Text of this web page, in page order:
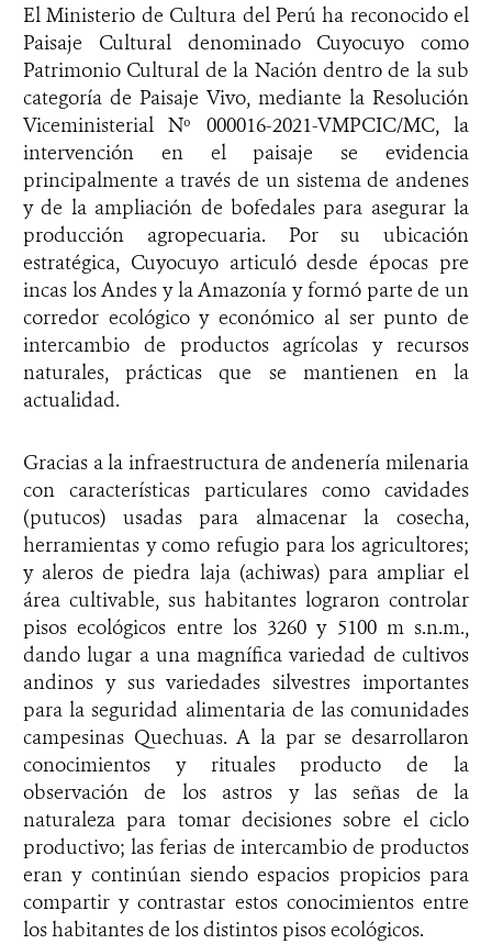
El Ministerio de Cultura del Perú ha reconocido el
Paisaje Cultural denominado Cuyocuyo como
Patrimonio Cultural de la Nación dentro de la sub
categoría de Paisaje Vivo, mediante la Resolución
Viceministerial Nº 000016-2021-VMPCIC/MC, la
intervención en el paisaje se evidencia
principalmente a través de un sistema de andenes
y de la ampliación de bofedales para asegurar la
producción agropecuaria. Por su ubicación
estratégica, Cuyocuyo articuló desde épocas pre
incas los Andes y la Amazonía y formó parte de un
corredor ecológico y económico al ser punto de
intercambio de productos agrícolas y recursos
naturales, prácticas que se mantienen en la
actualidad.
Gracias a la infraestructura de andenería milenaria
con características particulares como cavidades
(putucos) usadas para almacenar la cosecha,
herramientas y como refugio para los agricultores;
y aleros de piedra laja (achiwas) para ampliar el
área cultivable, sus habitantes lograron controlar
pisos ecológicos entre los 3260 y 5100 m s.n.m.,
dando lugar a una magnífica variedad de cultivos
andinos y sus variedades silvestres importantes
para la seguridad alimentaria de las comunidades
campesinas Quechuas. A la par se desarrollaron
conocimientos y rituales producto de la
observación de los astros y las señas de la
naturaleza para tomar decisiones sobre el ciclo
productivo; las ferias de intercambio de productos
eran y continúan siendo espacios propicios para
compartir y contrastar estos conocimientos entre
los habitantes de los distintos pisos ecológicos.